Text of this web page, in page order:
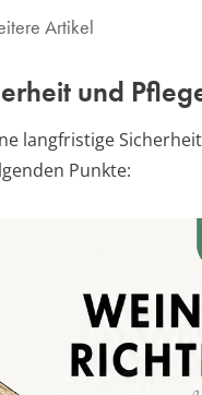
Artikel
und
langfristige
Punkte: